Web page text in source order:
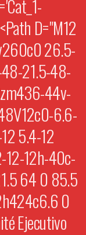
D="M12
26.5-
21.5-48-
44v-
6.6-
5.4-12
12h-40c-
64 0 85.5
0
Ejecutivo